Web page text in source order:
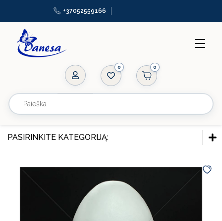
Aplikacijos
Bižuterija
Manekenai
+37052559166
0
PASIRINKITE KATEGORIJĄ:
Virvės
Užtrauktukai